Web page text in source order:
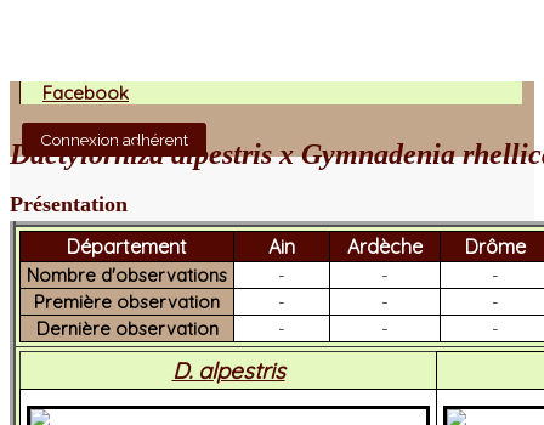
Facebook
Connexion adhérent
Dactylorhiza alpestris x Gymnadenia
Présentation
Département
Ain Ardèche Drôme
Nombre d'observations - -
-
Première observation
- -
-
Dernière observation
- - -
D. alpestris